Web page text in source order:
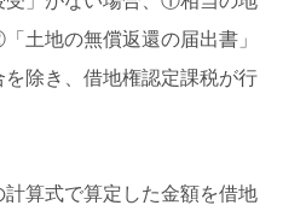
土地の無償返還の届出書」
を除き、借地権認定課税が行
算式で算定した金額を借地